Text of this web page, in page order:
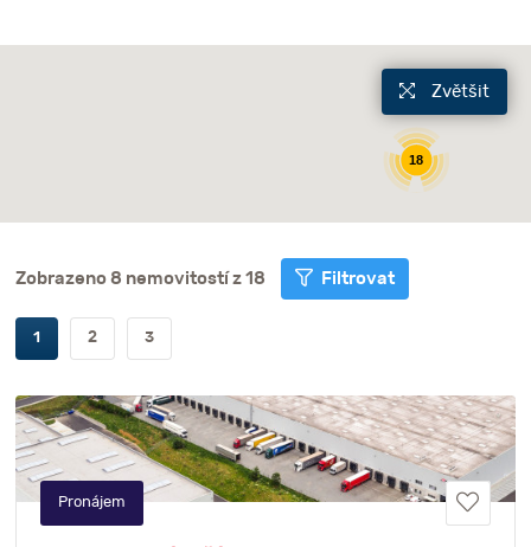
18
Zvětšit
Zobrazeno 8 nemovitostí z 18 Filtrovat
1 2 3
Pronájem